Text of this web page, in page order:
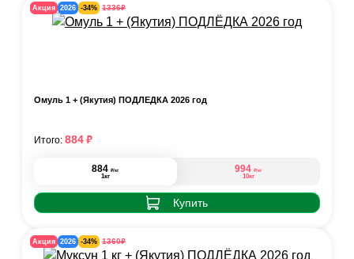
Акция 2026 -34% 1336₽
Омуль 1 + (Якутия) ПОДЛЁДКА 2026 год
884 ₽/кг
1кг
994 ₽/кг
10кг
Купить
Итого: 884₽
Акция 2026 -34% 1360₽